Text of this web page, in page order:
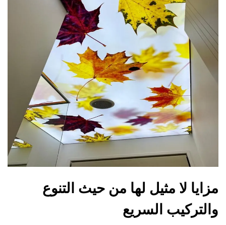
مزايا لا مثيل لها من حيث التنوع
والتركيب السريع